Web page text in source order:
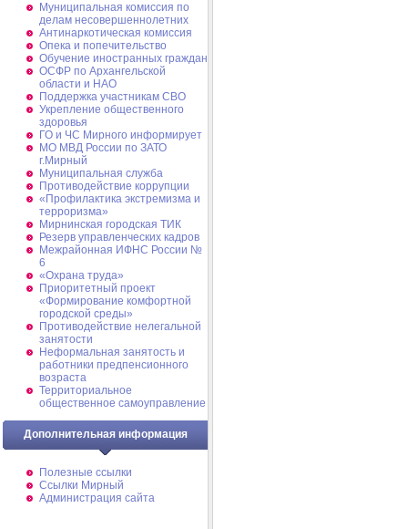
Муниципальная комиссия по
делам несовершеннолетних
Антинаркотическая комиссия
Опека и попечительство
Обучение иностранных граждан
ОСФР по Архангельской
области и НАО
Поддержка участникам СВО
Укрепление общественного
здоровья
ГО и ЧС Мирного информирует
МО МВД России по ЗАТО
г.Мирный
Муниципальная cлужба
Противодействие коррупции
«Профилактика экстремизма и
терроризма»
Мирнинская городская ТИК
Резерв управленческих кадров
Межрайонная ИФНС России №
6
«Охрана труда»
Приоритетный проект
«Формирование комфортной
городской среды»
Противодействие нелегальной
занятости
Неформальная занятость и
работники предпенсионного
возраста
Территориальное
общественное самоуправление
Дополнительная информация
Полезные ссылки
Ссылки Мирный
Администрация сайта